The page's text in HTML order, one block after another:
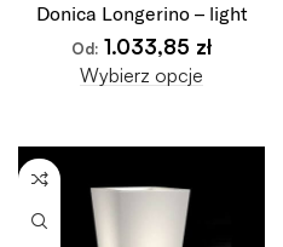
Donica Longerino – light
Od: 1.033,85 zł
Wybierz opcje